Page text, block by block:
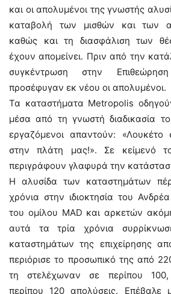
και οι απολυμένοι της γνωστής
καταβολή των μισθών και των
καθώς και τη διασφάλιση των
έχουν απομείνει. Πριν από την
συγκέντρωση στην
προσέφυγαν εκ νέου οι απολυμένοι.
Τα καταστήματα Metropolis
μέσα από τη γνωστή διαδικασία
εργαζόμενοι απαντούν:
στην πλάτη μας!». Σε κείμενό
περιγράφουν γλαφυρά την
Η αλυσίδα των καταστημάτων
χρόνια στην ιδιοκτησία του
του ομίλου MAD και αρκετών
αυτά τα τρία χρόνια
καταστημάτων της επιχείρησης
περιόρισε το προσωπικό της από
τη στελέχωναν σε περίπου 100,
περίπου 120 απολύσεις. Επέβαλε